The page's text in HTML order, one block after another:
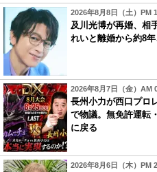
2026年8月8日（土）PM
及川光博が再婚、相
れいと離婚から約8
2026年8月7日（金）AM
長州小力が西口プロ
で物議。無免許運転
に戻る
2026年8月6日（木）PM